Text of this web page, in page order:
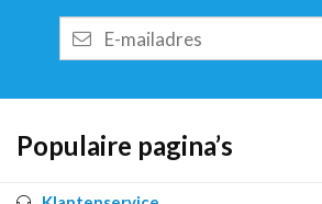
mailadres
Populaire pagina’s